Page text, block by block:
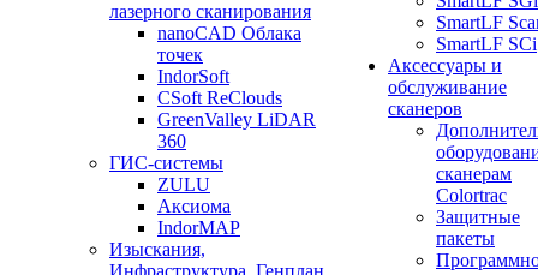
лазерного сканирования
nanoCAD Облака
точек
IndorSoft
CSoft ReClouds
GreenValley LiDAR
360
ГИС-системы
ZULU
Аксиома
IndorMAP
Изыскания,
Инфраструктура, Генплан
SmartLF
SmartLF SCi
Аксессуары и
обслуживание
сканеров
сканерам
Colortrac
Защитные
пакеты